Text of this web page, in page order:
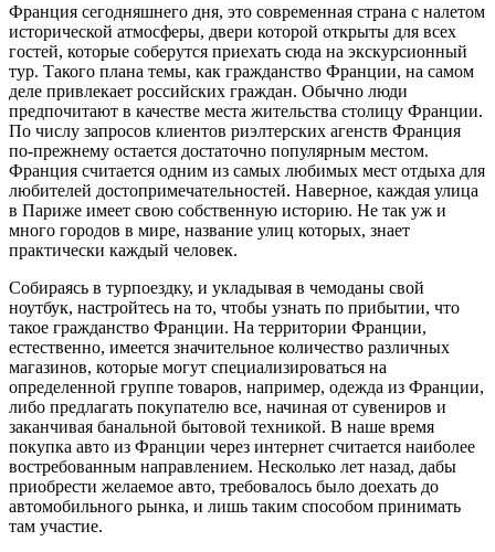
Франция сегодняшнего дня, это современная страна с налетом
исторической атмосферы, двери которой открыты для всех
гостей, которые соберутся приехать сюда на экскурсионный
тур. Такого плана темы, как гражданство Франции, на самом
деле привлекает российских граждан. Обычно люди
предпочитают в качестве места жительства столицу Франции.
По числу запросов клиентов риэлтерских агенств Франция
по-прежнему остается достаточно популярным местом.
Франция считается одним из самых любимых мест отдыха для
любителей достопримечательностей. Наверное, каждая улица
в Париже имеет свою собственную историю. Не так уж и
много городов в мире, название улиц которых, знает
практически каждый человек.
Собираясь в турпоездку, и укладывая в чемоданы свой
ноутбук, настройтесь на то, чтобы узнать по прибытии, что
такое гражданство Франции. На территории Франции,
естественно, имеется значительное количество различных
магазинов, которые могут специализироваться на
определенной группе товаров, например, одежда из Франции,
либо предлагать покупателю все, начиная от сувениров и
заканчивая банальной бытовой техникой. В наше время
покупка авто из Франции через интернет считается наиболее
востребованным направлением. Несколько лет назад, дабы
приобрести желаемое авто, требовалось было доехать до
автомобильного рынка, и лишь таким способом принимать
там участие.